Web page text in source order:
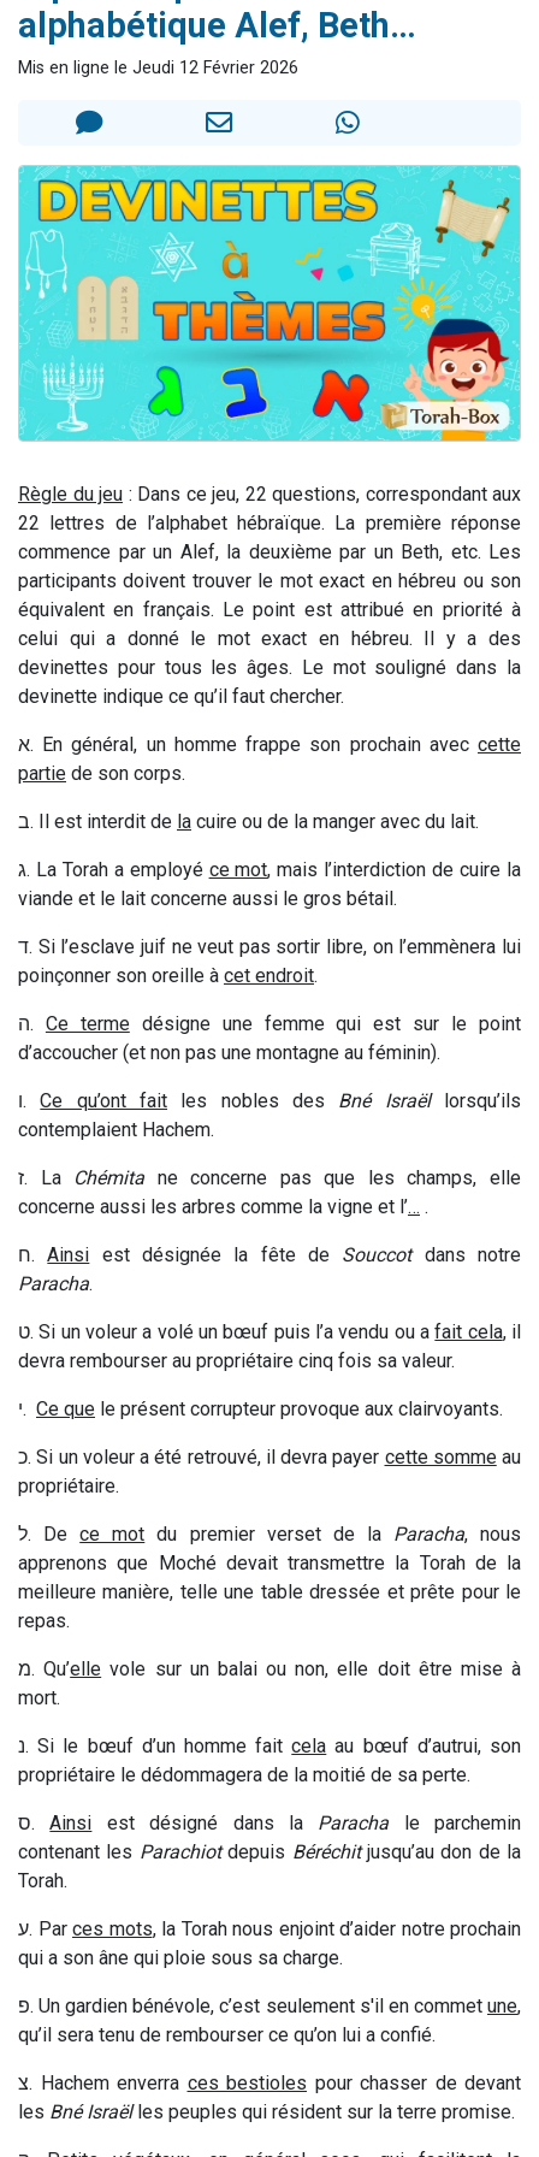
Il reste 49 places pour étudier en groupe sur Zoom
12 nouvelles musiques dans Torah-Box Music
alphabétique Alef, Beth…
Mis en ligne le Jeudi 12 Février 2026
Règle du jeu : Dans ce jeu, 22 questions, correspondant aux
22 lettres de l’alphabet hébraïque. La première réponse
commence par un Alef, la deuxième par un Beth, etc. Les
participants doivent trouver le mot exact en hébreu ou son
équivalent en français. Le point est attribué en priorité à
celui qui a donné le mot exact en hébreu. Il y a des
devinettes pour tous les âges. Le mot souligné dans la
devinette indique ce qu’il faut chercher.
א. En général, un homme frappe son prochain avec cette
partie de son corps.
ב. Il est interdit de la cuire ou de la manger avec du lait.
ג. La Torah a employé ce mot, mais l’interdiction de cuire la
viande et le lait concerne aussi le gros bétail.
ד. Si l’esclave juif ne veut pas sortir libre, on l’emmènera lui
poinçonner son oreille à cet endroit.
ה. Ce termedésigne une femme qui est sur le point
d’accoucher (et non pas une montagne au féminin).
ו.Ce qu’ont fait les nobles des Bné Israëllorsqu’ils
contemplaient Hachem.
ז. La Chémita ne concerne pas que les champs, elle
concerne aussi les arbres comme la vigne et l’… .
ח.Ainsi est désignée la fête de Souccotdans notre
Paracha.
ט. Si un voleur a volé un bœuf puis l’a vendu ou afait cela, il
devra rembourser au propriétaire cinq fois sa valeur.
י. Ce que le présent corrupteur provoque aux clairvoyants.
כ. Si un voleur a été retrouvé, il devra payer cette sommeau
propriétaire.
ל. Dece mot du premier verset de la Paracha, nous
apprenons que Moché devait transmettre la Torah de la
meilleure manière, telle une table dressée et prête pour le
repas.
מ. Qu’elle vole sur un balai ou non, elle doit être mise à
mort.
נ. Si le bœuf d’un homme faitcela au bœuf d’autrui, son
propriétaire le dédommagera de la moitié de sa perte.
ס.Ainsi est désigné dans laParacha le parchemin
contenant les Parachiotdepuis Béréchitjusqu’au don de la
Torah.
ע. Par ces mots, la Torah nous enjoint d’aider notre prochain
qui a son âne qui ploie sous sa charge.
פ. Un gardien bénévole, c’est seulement s'il en commet une,
qu’il sera tenu de rembourser ce qu’on lui a confié.
צ. Hachem enverra ces bestioles pour chasser de devant
les Bné Israëlles peuples qui résident sur la terre promise.